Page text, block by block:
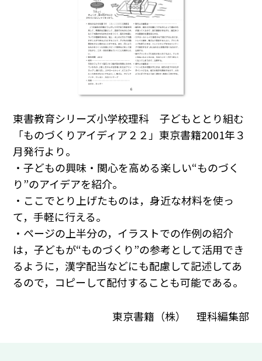
東書教育シリーズ小学校理科 子どもととり組む
「ものづくりアイディア２２」東京書籍2001年３
月発行より。
・子どもの興味・関心を高める楽しい“ものづく
り”のアイデアを紹介。
・ここでとり上げたものは，身近な材料を使っ
て，手軽に行える。
・ページの上半分の，イラストでの作例の紹介
は，子どもが“ものづくり”の参考として活用でき
るように，漢字配当などにも配慮して記述してあ
るので，コピーして配付することも可能である。
東京書籍（株） 理科編集部